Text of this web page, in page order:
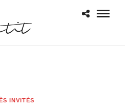
INVITÉS